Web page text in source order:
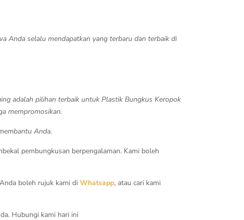
Anda selalu mendapatkan yang terbaru dan terbaik di
adalah pilihan terbaik untuk Plastik Bungkus Keropok
mempromosikan.
Anda.
pembungkusan berpengalaman. Kami boleh
boleh rujuk kami diWhatsapp, atau cari kami
Hubungi kami hari ini